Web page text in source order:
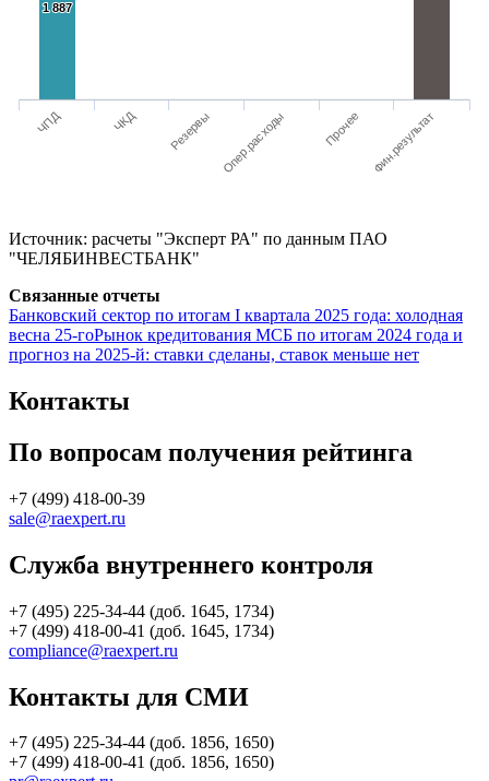
1 887
1 887
ЧПД ЧКД Резервы Опер.расходы Прочее Фин.результат
Источник: расчеты "Эксперт РА" по данным ПАО
"ЧЕЛЯБИНВЕСТБАНК"
Связанные отчеты
Банковский сектор по итогам I квартала 2025 года: холодная
весна 25-гоРынок кредитования МСБ по итогам 2024 года и
прогноз на 2025-й: ставки сделаны, ставок меньше нет
Контакты
По вопросам получения рейтинга
+7 (499) 418-00-39
sale@raexpert.ru
Служба внутреннего контроля
+7 (495) 225-34-44 (доб. 1645, 1734)
+7 (499) 418-00-41 (доб. 1645, 1734)
compliance@raexpert.ru
Контакты для СМИ
+7 (495) 225-34-44 (доб. 1856, 1650)
+7 (499) 418-00-41 (доб. 1856, 1650)